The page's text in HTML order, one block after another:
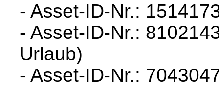
- Asset-ID-Nr.:
- Asset-ID-Nr.:
Urlaub)
- Asset-ID-Nr.: